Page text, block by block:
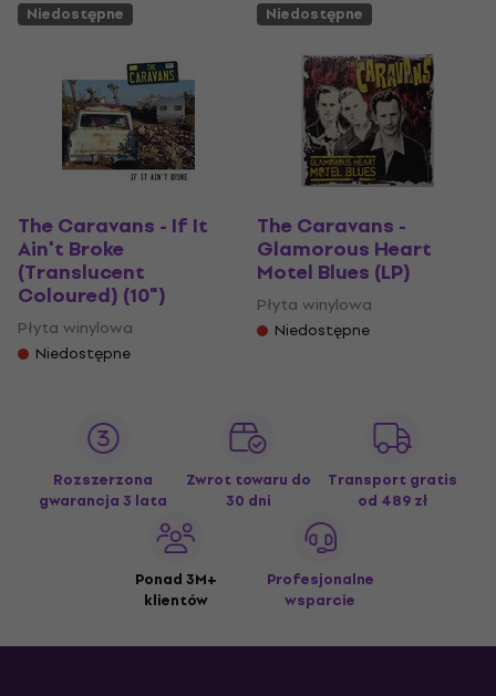
Niedostępne
The Caravans - If It
Ain't Broke
(Translucent
Coloured) (10")
Płyta winylowa
Niedostępne
Niedostępne
The Caravans -
Glamorous Heart
Motel Blues (LP)
Płyta winylowa
Niedostępne
Rozszerzona
gwarancja 3 lata
Zwrot towaru do
30 dni
Transport gratis
od 489 zł
Ponad 3M+
klientów
Profesjonalne
wsparcie